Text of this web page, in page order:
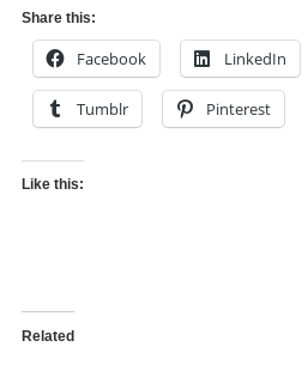
Share this:
Facebook LinkedIn
Tumblr Pinterest
Like this:
Related